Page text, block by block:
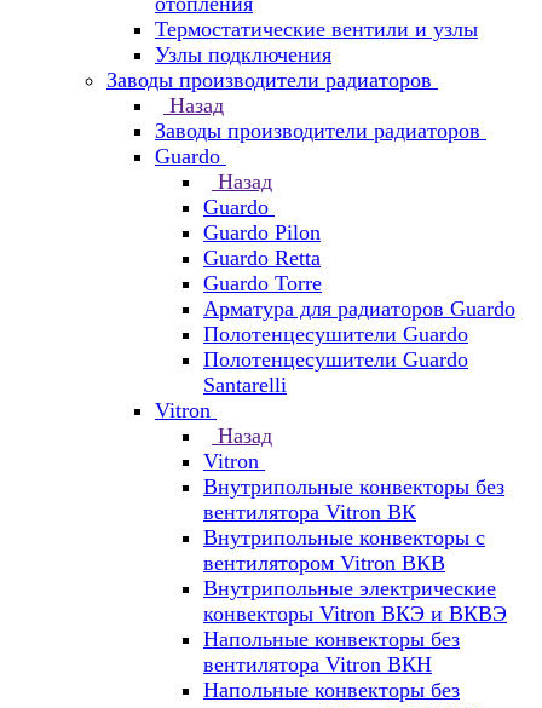
Термостатические вентили и узлы
Узлы подключения
Заводы производители радиаторов
Назад
Заводы производители радиаторов
Guardo
Назад
Guardo
Guardo Pilon
Guardo Retta
Guardo Torre
Арматура для радиаторов Guardo
Полотенцесушители Guardo
Полотенцесушители Guardo
Santarelli
Vitron
Назад
Vitron
Внутрипольные конвекторы без
вентилятора Vitron ВК
Внутрипольные конвекторы с
вентилятором Vitron ВКВ
Внутрипольные электрические
конвекторы Vitron ВКЭ и ВКВЭ
Напольные конвекторы без
вентилятора Vitron ВКН
Напольные конвекторы без